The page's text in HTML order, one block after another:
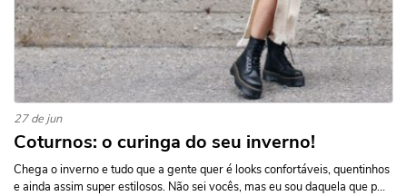
27 de jun
Coturnos: o curinga do seu inverno!
Chega o inverno e tudo que a gente quer é looks confortáveis, quentinhos
e ainda assim super estilosos. Não sei vocês, mas eu sou daquela que p...